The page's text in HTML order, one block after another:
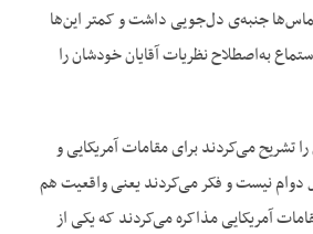
جنبه‌ی دل‌جویی داشت و کمتر این‌ها
به‌اصطلاح نظریات آقایان خودشان را
تشریح می‌کردند برای مقامات آمریکایی و
دوام نیست و فکر می‌کردند یعنی واقعیت هم
آمریکایی مذاکره می‌کردند که یکی از